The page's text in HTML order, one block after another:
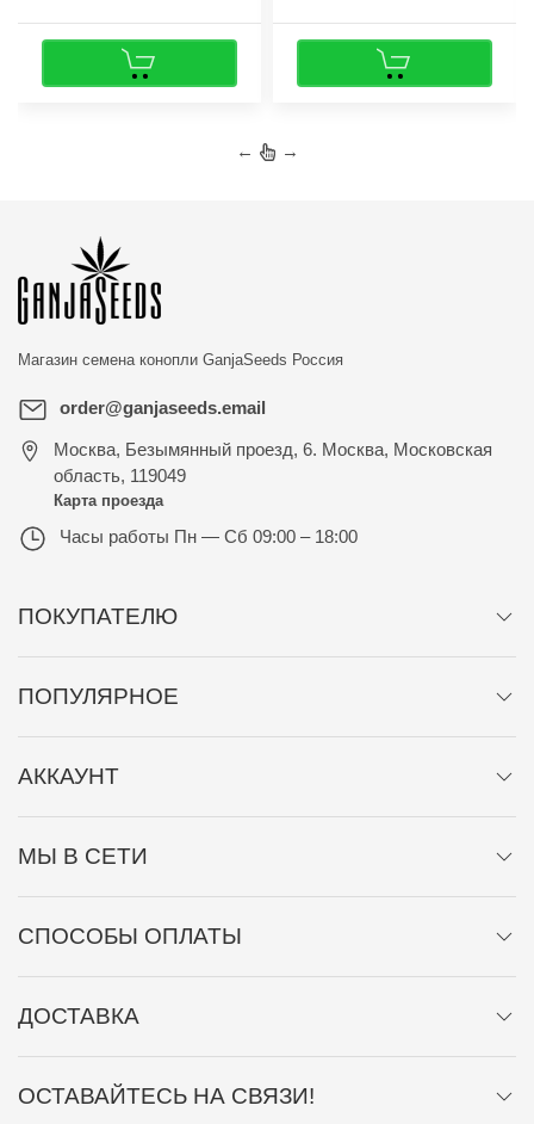
← →
Магазин семена конопли GanjaSeeds Россия
order@ganjaseeds.email
Москва, Безымянный проезд, 6. Москва, Московская
область, 119049
Карта проезда
Часы работы Пн — Сб 09:00 – 18:00
ПОКУПАТЕЛЮ
ПОПУЛЯРНОЕ
АККАУНТ
МЫ В СЕТИ
СПОСОБЫ ОПЛАТЫ
ДОСТАВКА
ОСТАВАЙТЕСЬ НА СВЯЗИ!